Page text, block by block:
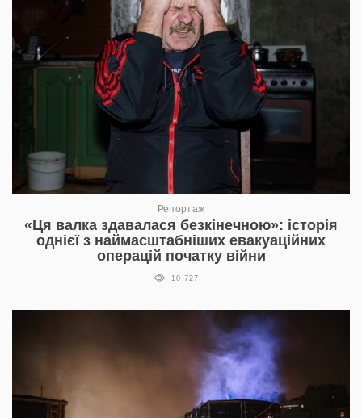
Репортаж
«Ця валка здавалася безкінечною»: історія
однієї з наймасштабніших евакуаційних
операцій початку війни
10 727